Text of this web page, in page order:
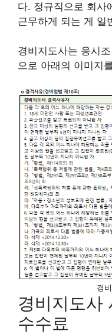
다. 정규직으로 회사
근무하게 되는 게 일
경비지도사는 응시
으로 아래의 이미지
경
경비지도사
수수료